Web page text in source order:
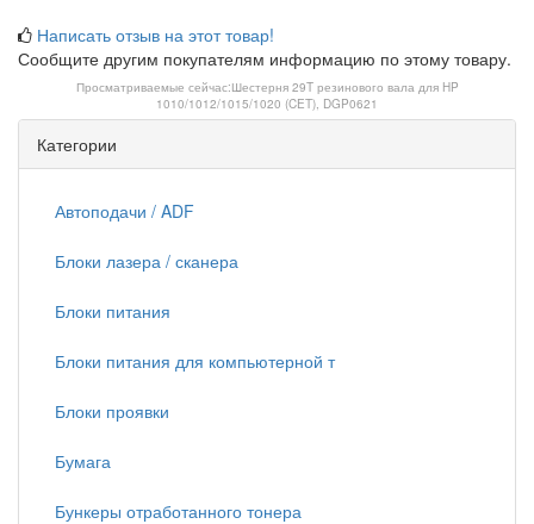
Написать отзыв на этот товар!
Сообщите другим покупателям информацию по этому товару.
Просматриваемые сейчас:Шестерня 29T резинового вала для HP
1010/1012/1015/1020 (CET), DGP0621
Категории
Автоподачи / ADF
Блоки лазера / сканера
Блоки питания
Блоки питания для компьютерной т
Блоки проявки
Бумага
Бункеры отработанного тонера